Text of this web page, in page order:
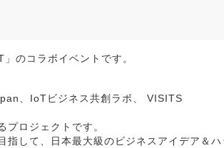
のコラボイベントです。
、IoTビジネス共創ラボ、 VISITS
ロジェクトです。
して、日本最大級のビジネスアイデア＆ハ